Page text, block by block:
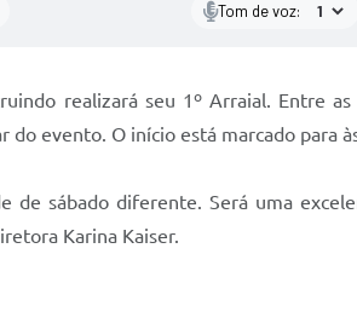
Tom de voz:
realizará seu 1º Arraial. Entre
do evento. O início está marcado para
de sábado diferente. Será uma
Karina Kaiser.